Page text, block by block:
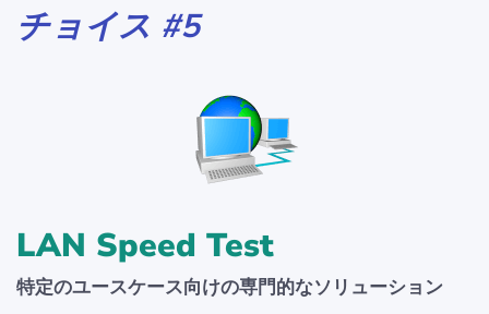
チョイス #5
LAN Speed Test
特定のユースケース向けの専門的なソリューション